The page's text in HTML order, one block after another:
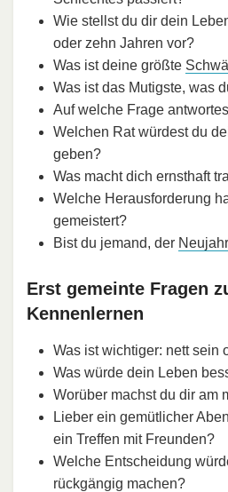
Wie stellst du dir dein
oder zehn Jahren vor?
Was ist deine größte
Was ist das Mutigste, was
Auf welche Frage
Welchen Rat würdest du
geben?
Was macht dich ernsthaft
Welche Herausforderung
gemeistert?
Bist du jemand, der
Erst gemeinte Fragen
Kennenlernen
Was ist wichtiger: nett sein
Was würde dein Leben
Worüber machst du dir am
Lieber ein gemütlicher
ein Treffen mit Freunden?
Welche Entscheidung
rückgängig machen?